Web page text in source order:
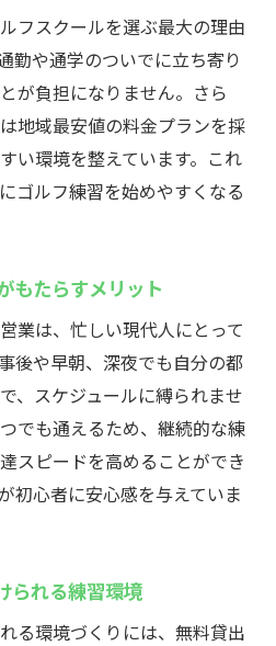
フスクールを選ぶ最大の理由
勤や通学のついでに立ち寄り
が負担になりません。さら
地域最安値の料金プランを採
い環境を整えています。これ
ゴルフ練習を始めやすくなる
もたらすメリット
業は、忙しい現代人にとって
後や早朝、深夜でも自分の都
、スケジュールに縛られませ
でも通えるため、継続的な練
スピードを高めることができ
初心者に安心感を与えていま
られる練習環境
る環境づくりには、無料貸出